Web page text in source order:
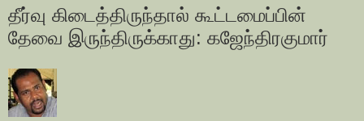
தீர்வு கிடைத்திருந்தால் கூட்டமைப்பின்
தேவை இருந்திருக்காது: கஜேந்திரகுமார்